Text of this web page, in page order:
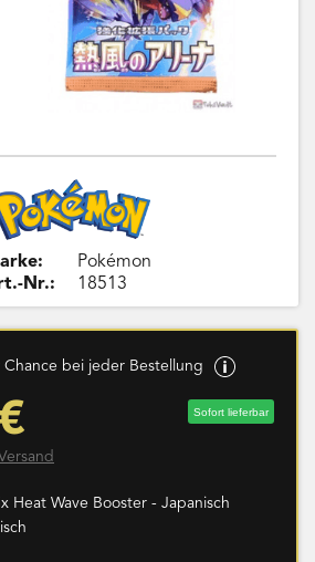
Nr.:
Pokémon
18513
Chance bei jeder Bestellung
Sofort lieferbar
Heat Wave Booster - Japanisch